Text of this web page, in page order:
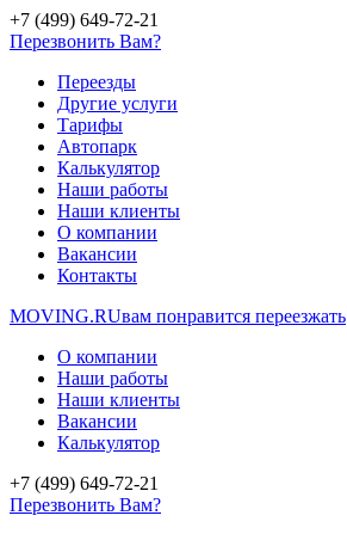
+7 (499) 649-72-21
Перезвонить Вам?
Переезды
Другие услуги
Тарифы
Автопарк
Калькулятор
Наши работы
Наши клиенты
О компании
Вакансии
Контакты
MOVING.RUвам понравится переезжать
О компании
Наши работы
Наши клиенты
Вакансии
Калькулятор
+7 (499) 649-72-21
Перезвонить Вам?